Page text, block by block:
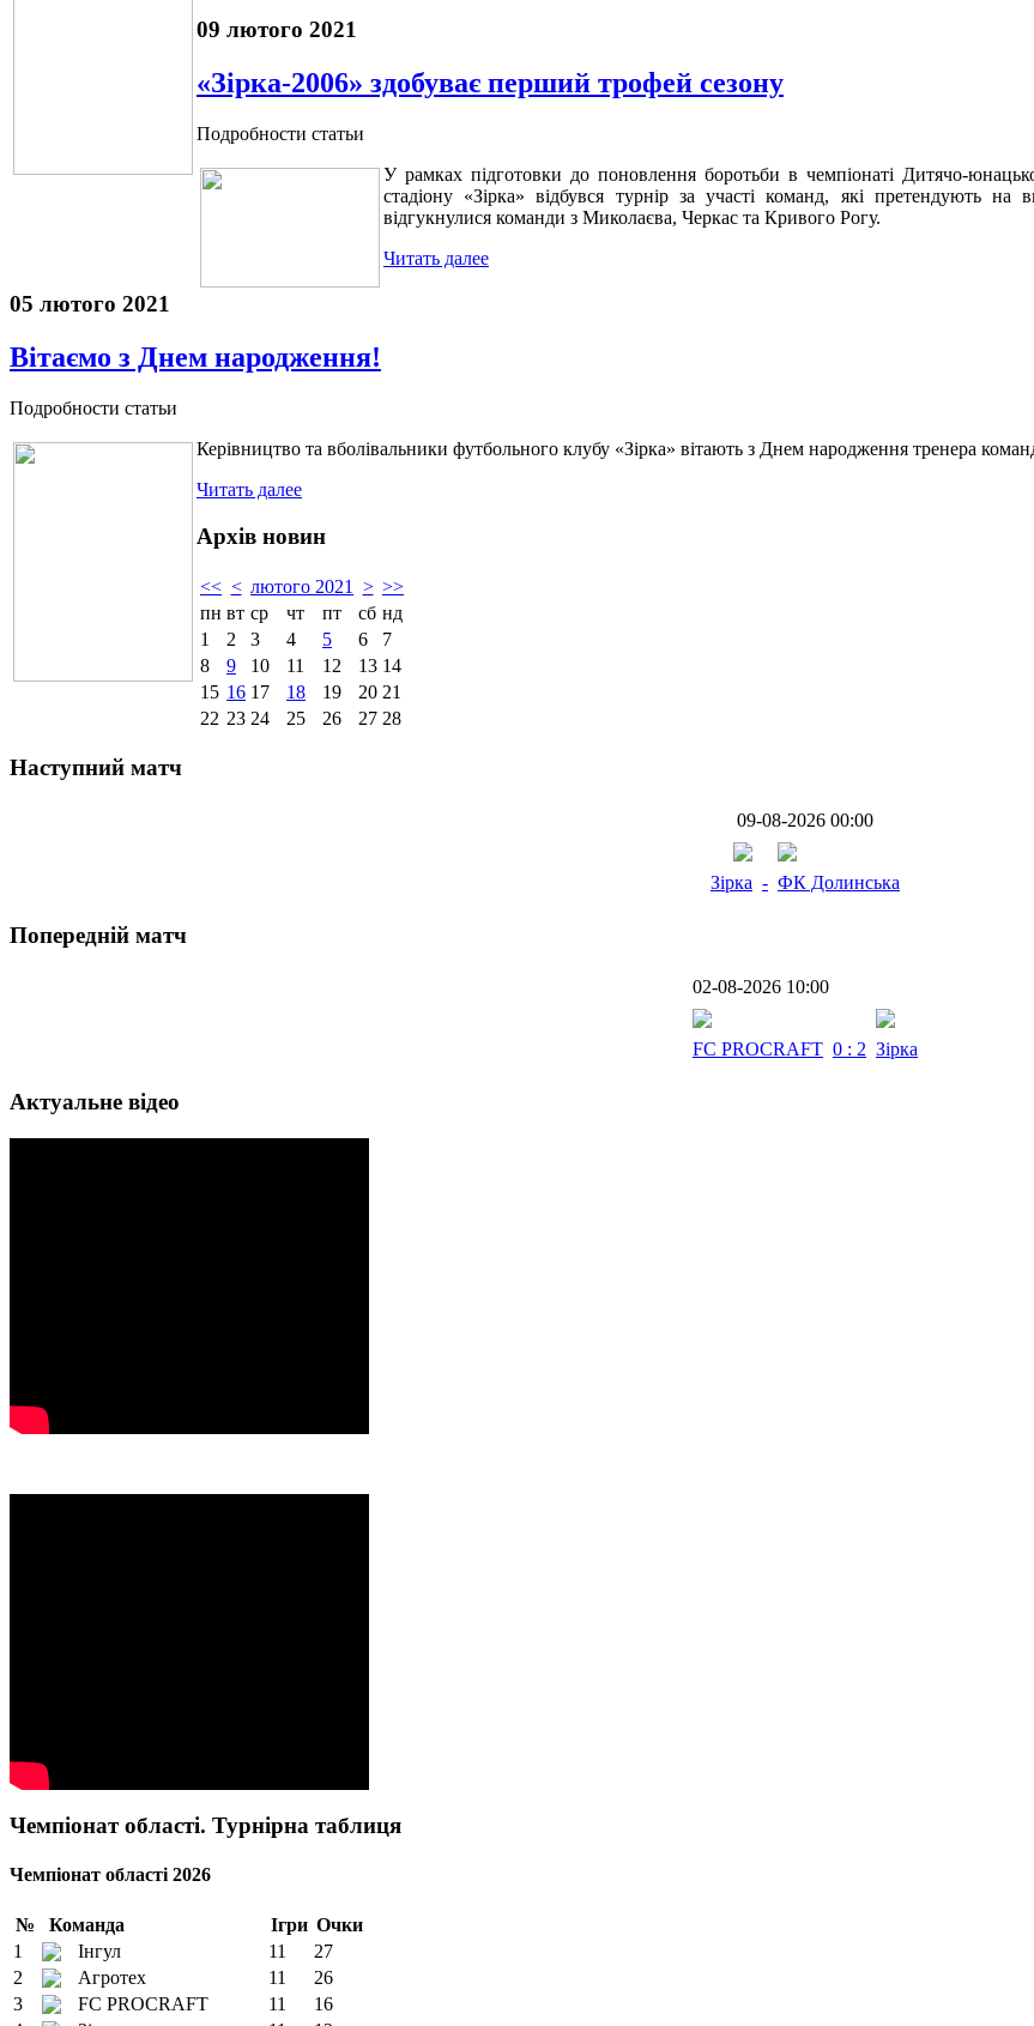
09 лютого 2021
«Зірка-2006» здобуває перший трофей сезону
Подробности статьи
У рамках підготовки до поновлення боротьби в чемпіонаті Дитячо-
стадіону «Зірка» відбувся турнір за участі команд, які претендують
відгукнулися команди з Миколаєва, Черкас та Кривого Рогу.
Читать далее
05 лютого 2021
Вітаємо з Днем народження!
Подробности статьи
Керівництво та вболівальники футбольного клубу «Зірка» вітають з Днем народження тренера
Читать далее
Архів новин
<< < лютого 2021 > >>
пн вт ср чт пт сб нд
1
2 3 4 5 6
7
8
9 10 11 12 13 14
15 16 17 18 19 20 21
22 23 24 25 26 27 28
Наступний матч
09-08-2026 00:00
Зірка - ФК Долинська
Попередній матч
02-08-2026 10:00
FC PROCRAFT 0 : 2 Зірка
Актуальне відео
Чемпіонат області. Турнірна таблиця
Чемпіонат області 2026
№ Команда Ігри Очки
1
Інгул 11
27
2
Агротех 11
26
3
FC PROCRAFT 11
16